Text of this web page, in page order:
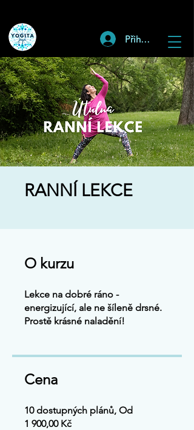
Přihlásit
RANNÍ LEKCE
O kurzu
Lekce na dobré ráno -
energizující, ale ne šíleně drsné.
Prostě krásné naladění!
Cena
10 dostupných plánů, Od
1 900,00 Kč